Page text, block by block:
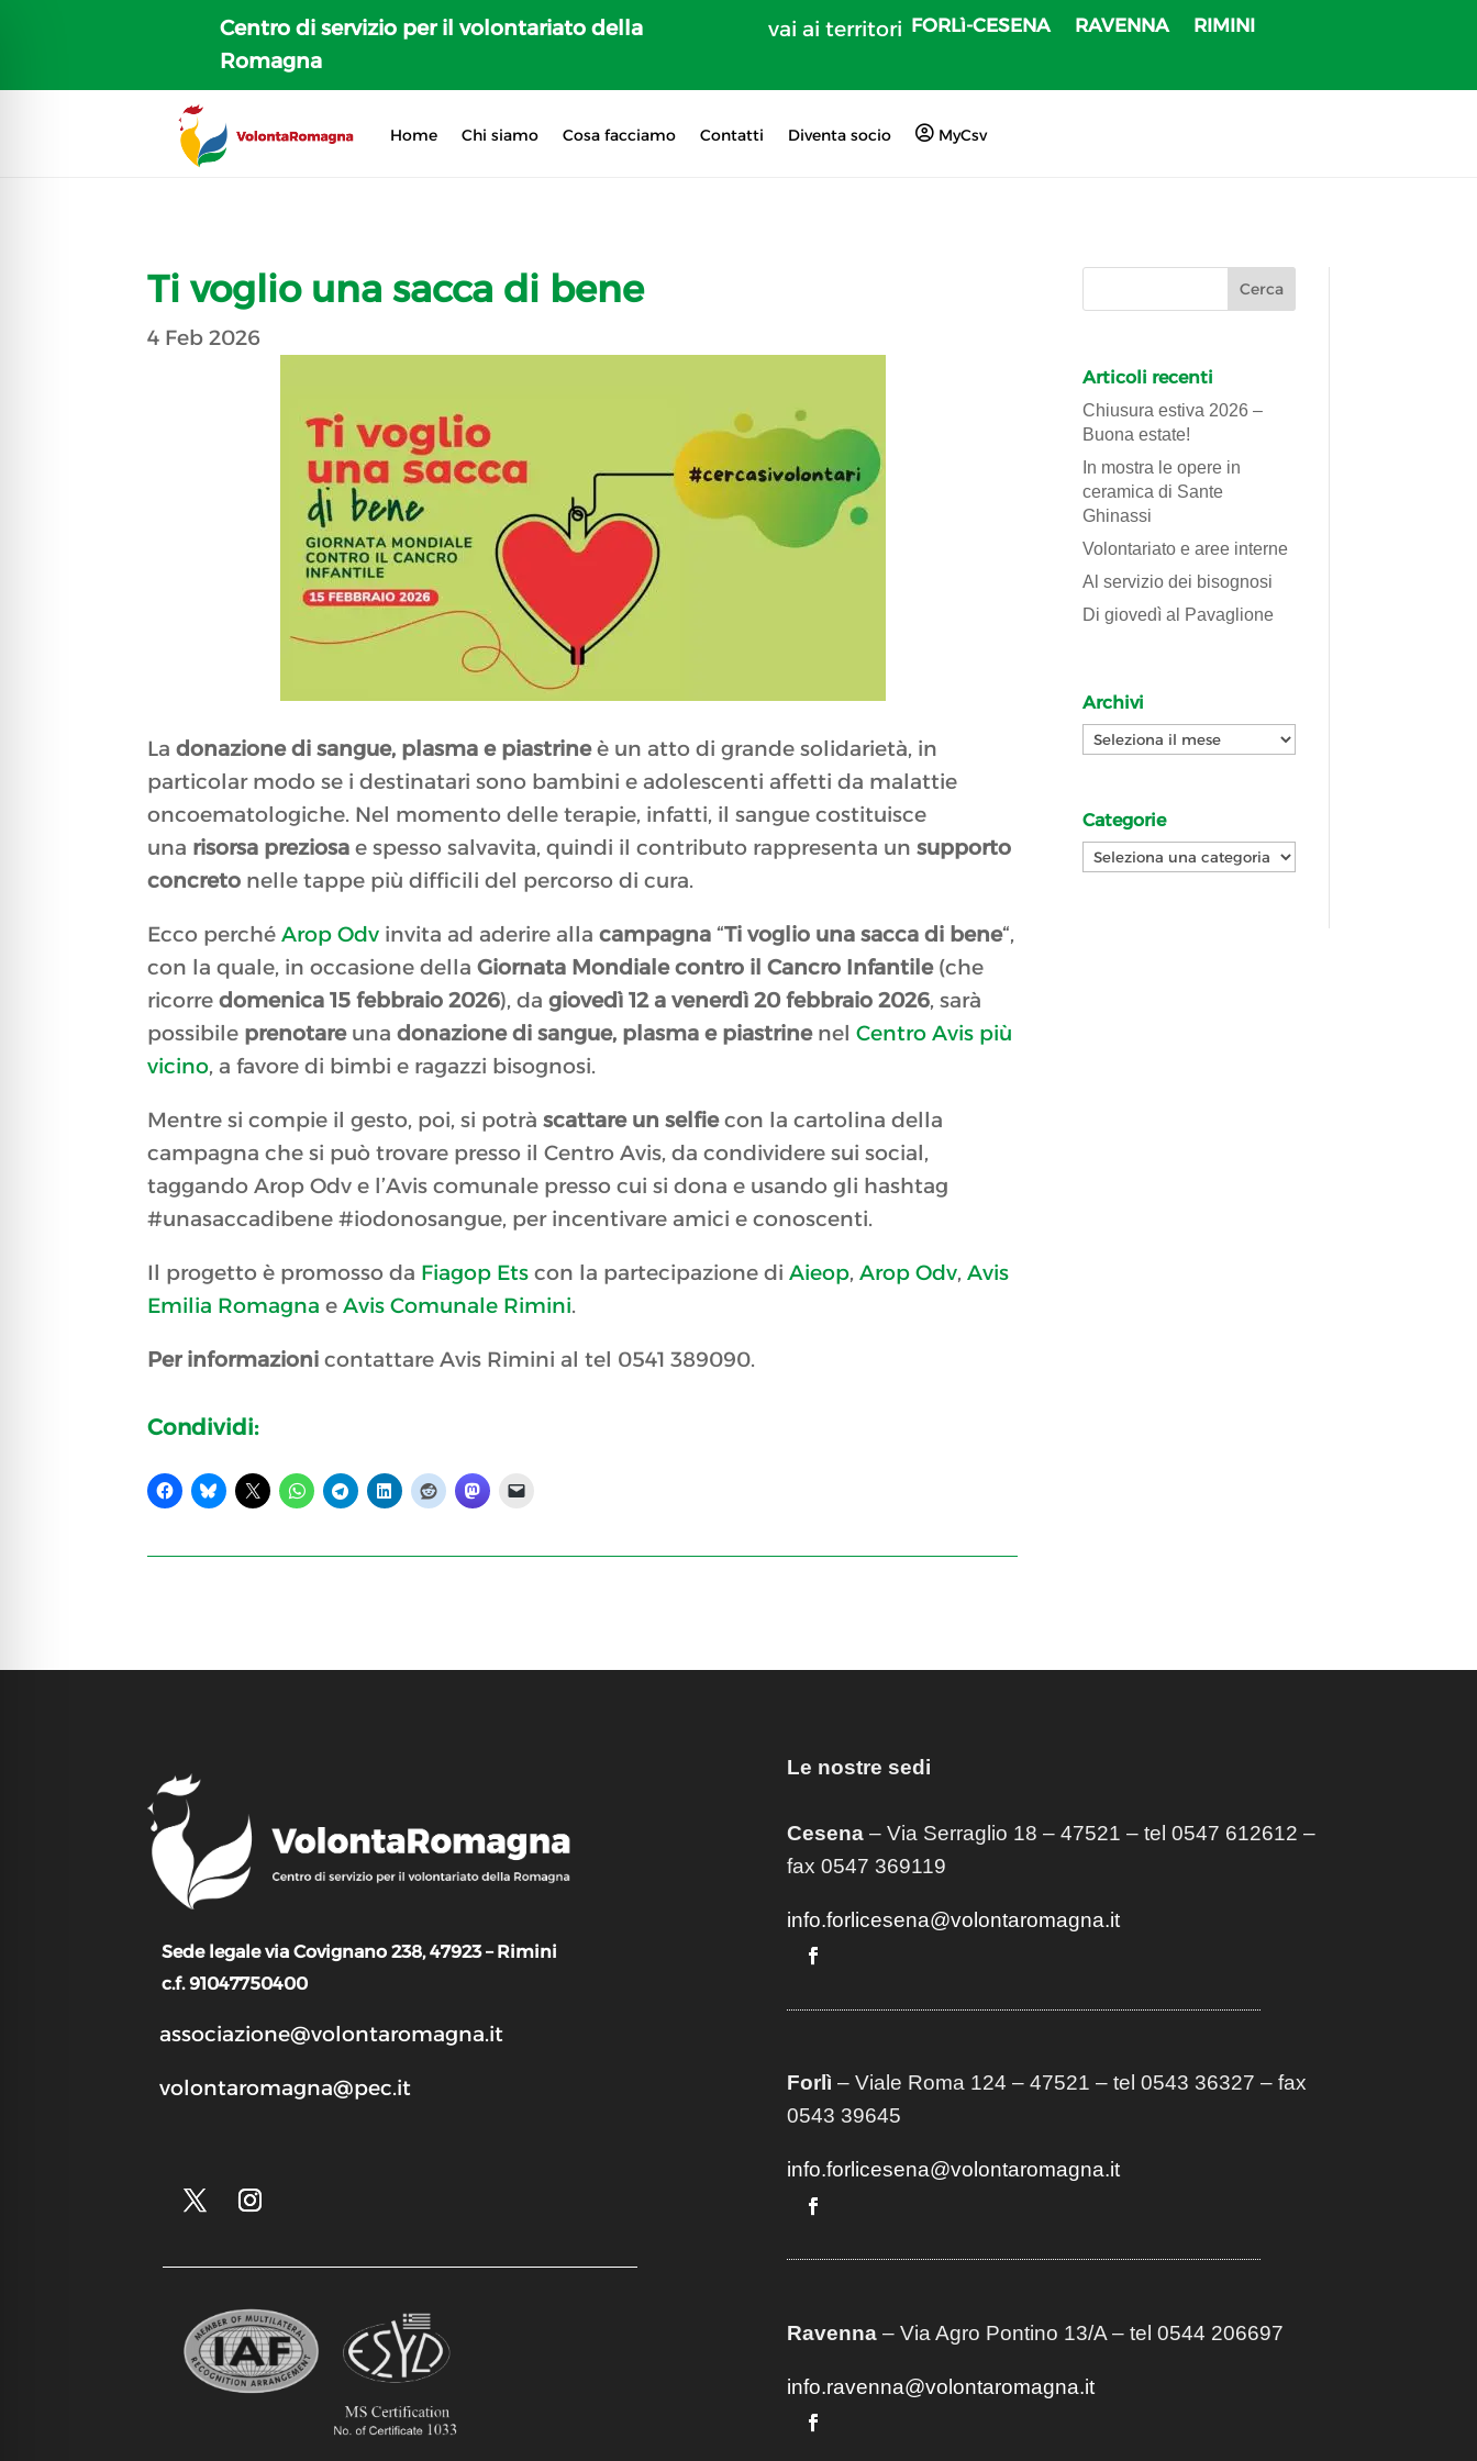
Centro di servizio per il volontariato della
Romagna
vai ai territori FORLì-CESENA RAVENNA RIMINI
Home Chi siamo Cosa facciamo Contatti Diventa socio MyCsv
Ti voglio una sacca di bene
4 Feb 2026
Ladonazione di sangue, plasma e piastrineè un atto di grande solidarietà, in
particolar modo se i destinatari sono bambini e adolescenti affetti da malattie
oncoematologiche. Nel momento delle terapie, infatti, il sangue costituisce
una risorsa preziosa e spesso salvavita, quindi il contributo rappresenta unsupporto
concreto nelle tappe più difficili del percorso di cura.
Ecco perchéArop Odv invita ad aderire alla campagna “Ti voglio una sacca di bene“,
con la quale, in occasione dellaGiornata Mondiale contro il Cancro Infantile(che
ricorredomenica 15 febbraio 2026), dagiovedì 12 a venerdì 20 febbraio 2026, sarà
possibile prenotareunadonazione di sangue, plasma e piastrinenelCentro Avis più
vicino, a favore di bimbi e ragazzi bisognosi.
Mentre si compie il gesto, poi, si potràscattare un selfiecon la cartolina della
campagna che si può trovare presso il Centro Avis, da condividere sui social,
taggando Arop Odv e l’Avis comunale presso cui si dona e usando gli hashtag
#unasaccadibene #iodonosangue, per incentivare amici e conoscenti.
Il progetto è promosso da Fiagop Ets con la partecipazione diAieop,Arop Odv,Avis
Emilia Romagna eAvis Comunale Rimini.
Per informazioni contattare Avis Rimini al tel 0541 389090.
Condividi:
Articoli recenti
Chiusura estiva 2026 –
Buona estate!
In mostra le opere in
ceramica di Sante
Ghinassi
Volontariato e aree interne
Al servizio dei bisognosi
Di giovedì al Pavaglione
Archivi
Archivi
Categorie
Categorie
Sede legale via Covignano 238, 47923 – Rimini
c.f. 91047750400
associazione@volontaromagna.it
volontaromagna@pec.it
Le nostre sedi
Cesena– Via Serraglio 18 – 47521 – tel 0547 612612 –
fax 0547 369119
info.forlicesena@volontaromagna.it
Forlì – Viale Roma 124 – 47521 – tel 0543 36327 – fax
0543 39645
info.forlicesena@volontaromagna.it
Ravenna– Via Agro Pontino 13/A– tel 0544 206697
info.ravenna@volontaromagna.it